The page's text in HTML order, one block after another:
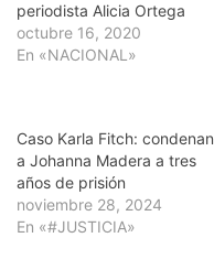
periodista Alicia Ortega
octubre 16, 2020
En «NACIONAL»
Caso Karla Fitch: condenan
a Johanna Madera a tres
años de prisión
noviembre 28, 2024
En «#JUSTICIA»